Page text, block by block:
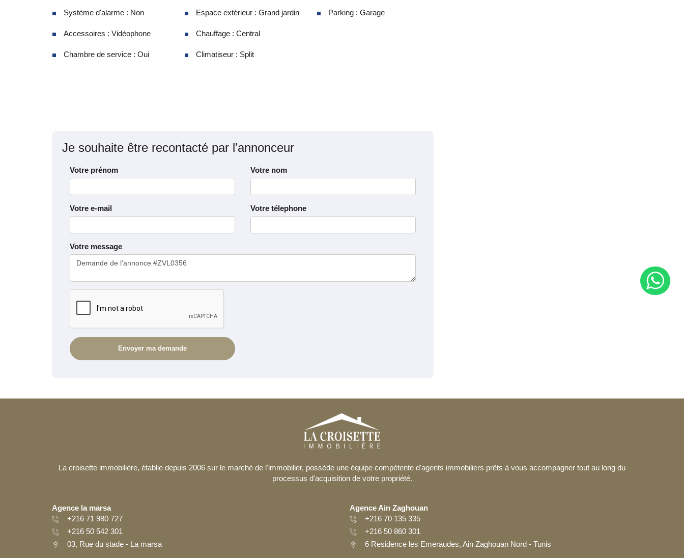
Système d'alarme : Non
Accessoires : Vidéophone
Chambre de service : Oui
Espace extérieur : Grand jardin
Chauffage : Central
Climatiseur : Split
Parking : Garage
Je souhaite être recontacté par l’annonceur
Votre prénom Votre nom
Votre e-mail Votre télephone
Votre message
La croisette immobilière, établie depuis 2006 sur le marché de l'immobilier, possède une équipe compétente d'agents immobiliers prêts à vous accompagner tout au long du
processus d'acquisition de votre propriété.
Agence la marsa
+216 71 980 727
+216 50 542 301
03, Rue du stade - La marsa
Agence Ain Zaghouan
+216 70 135 335
+216 50 860 301
6 Residence les Emeraudes, Ain Zaghouan Nord - Tunis